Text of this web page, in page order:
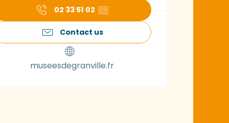
02 33 51 02 ▒▒
Contact us
museesdegranville.fr